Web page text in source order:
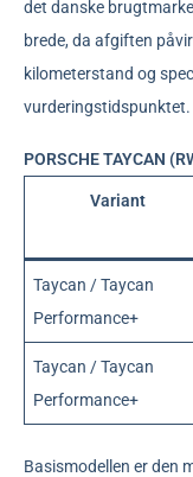
det danske
brede, da afgiften
kilometerstand og
vurderingstidspunktet.
PORSCHE TAYCAN
Variant
Taycan / Taycan
Performance+
Taycan / Taycan
Performance+
Basismodellen er den